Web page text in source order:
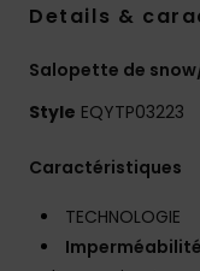
Details &
Salopette de
Style EQYTP03223
Caractéristiques
TECHNOLOGIE